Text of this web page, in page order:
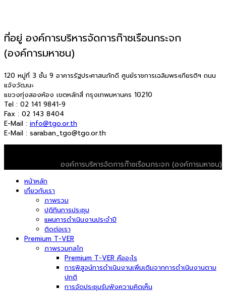
ที่อยู่ องค์การบริหารจัดการก๊าซเรือนกระจก
(องค์การมหาชน)
120 หมู่ที่ 3 ชั้น 9 อาคารรัฐประศาสนภักดี ศูนย์ราชการเฉลิมพระเกียรติฯ ถนน
แจ้งวัฒนะ
แขวงทุ่งสองห้อง เขตหลักสี่ กรุงเทพมหานคร 10210
Tel : 02 141 9841-9
Fax : 02 143 8404
E-Mail : info@tgo.or.th
E-Mail : saraban_tgo@tgo.or.th
องค์การบริหารจัดการก๊าซเรือนกระจก (องค์การมหาชน)
หน้าหลัก
เกี่ยวกับเรา
ภาพรวม
ปฏิทินการประชุม
แผนการดำเนินงานประจำปี
ติดต่อเรา
Premium T-VER
ภาพรวมกลไก
Premium T-VER คืออะไร
การพิสูจน์การดำเนินงานเพิ่มเติมจากการดำเนินงานตาม
ปกติ
การจัดประชุมรับฟังความคิดเห็น